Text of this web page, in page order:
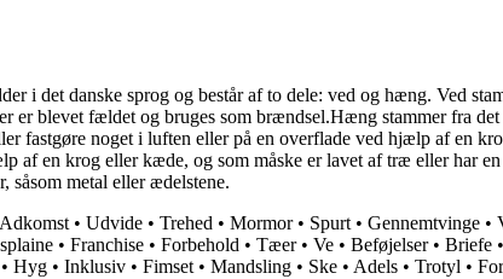
i det danske sprog og består af to dele: ved og hæng. Ved
er blevet fældet og bruges som brændsel.Hæng stammer fra
fastgøre noget i luften eller på en overflade ved hjælp af en
af en krog eller kæde, og som måske er lavet af træ eller har
såsom metal eller ædelstene.
Adkomst • Udvide • Trehed • Mormor• Spurt • Gennemtvinge •
• Franchise • Forbehold • Tæer• Ve • Beføjelser• Briefe •
• Hyg • Inklusiv • Fimset • Mandsling • Ske • Adels • Trotyl •